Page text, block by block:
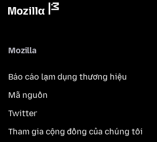
Mozilla
Báo cáo lạm dụng thương hiệu
Mã nguồn
Twitter
Tham gia cộng đồng của chúng tôi